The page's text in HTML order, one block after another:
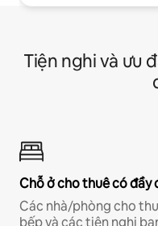
Tiện nghi và ưu
Chỗ ở cho thuê có đầy
Các nhà/phòng cho
bếp và các tiện nghi